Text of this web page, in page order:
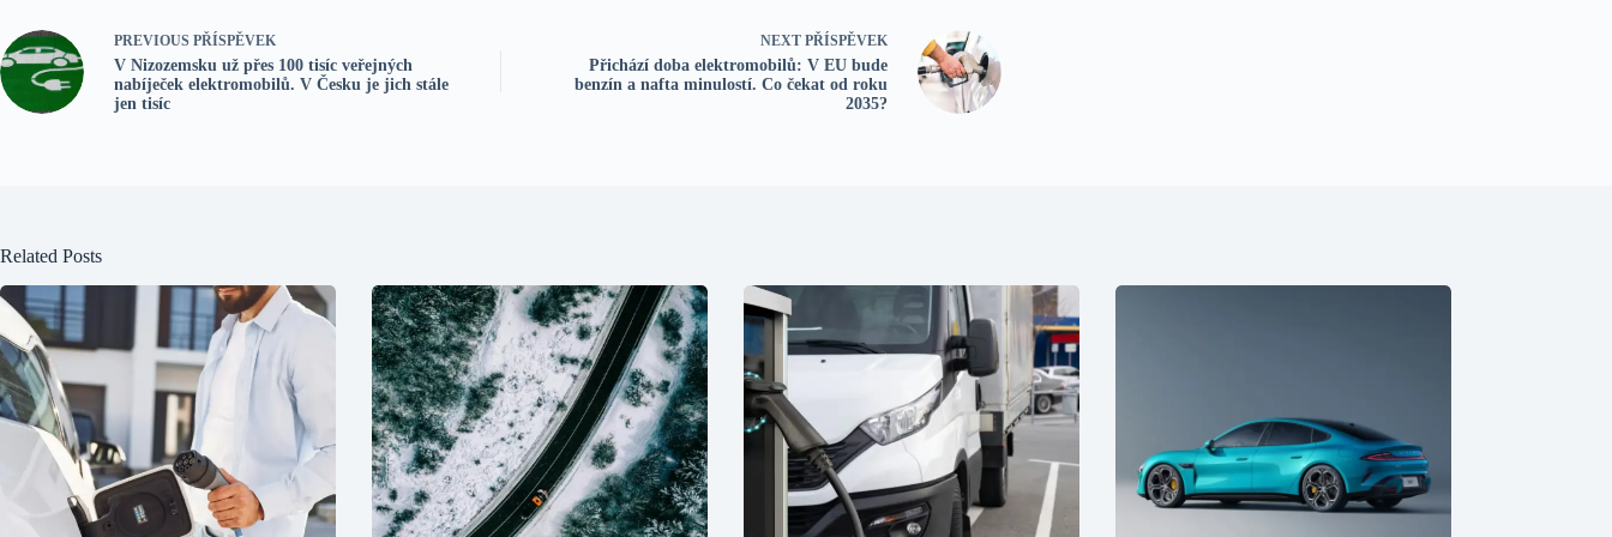
PREVIOUS PŘÍSPĚVEK
V Nizozemsku už přes 100 tisíc veřejných
nabíječek elektromobilů. V Česku je jich stále
jen tisíc
NEXT PŘÍSPĚVEK
Přichází doba elektromobilů: V EU bude
benzín a nafta minulostí. Co čekat od roku
2035?
Related Posts